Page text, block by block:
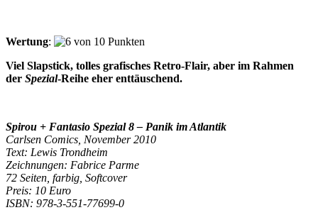
Wertung:
Viel Slapstick, tolles grafisches Retro-Flair, aber im Rahmen
der Spezial-Reihe eher enttäuschend.
Spirou + Fantasio Spezial 8 – Panik im Atlantik
Carlsen Comics, November 2010
Text: Lewis Trondheim
Zeichnungen: Fabrice Parme
72 Seiten, farbig, Softcover
Preis: 10 Euro
ISBN: 978-3-551-77699-0